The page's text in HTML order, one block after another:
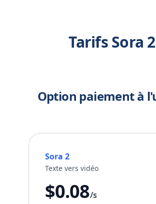
Tarifs Sora 2
Option paiement à
Sora 2
Texte vers vidéo
$0.08/s